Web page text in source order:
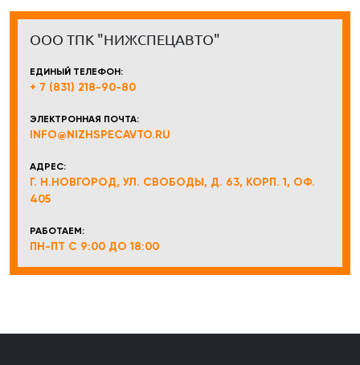
ООО ТПК "НИЖСПЕЦАВТО"
ЕДИНЫЙ ТЕЛЕФОН:
+ 7 (831) 218-90-80
ЭЛЕКТРОННАЯ ПОЧТА:
INFO@NIZHSPECAVTO.RU
АДРЕС:
Г. Н.НОВГОРОД, УЛ. СВОБОДЫ, Д. 63, КОРП. 1, ОФ.
405
РАБОТАЕМ:
ПН-ПТ С 9:00 ДО 18:00